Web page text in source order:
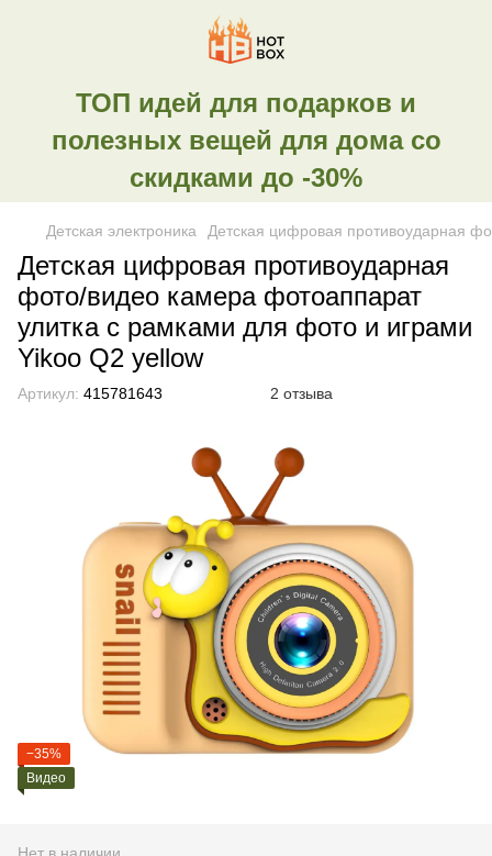
ТОП идей для подарков и
полезных вещей для дома со
скидками до -30%
Детская электроника Детская цифровая противоударная
Детская цифровая противоударная
фото/видео камера фотоаппарат
улитка с рамками для фото и играми
Yikoo Q2 yellow
Артикул: 415781643 2 отзыва
−35%
Видео
Нет в наличии